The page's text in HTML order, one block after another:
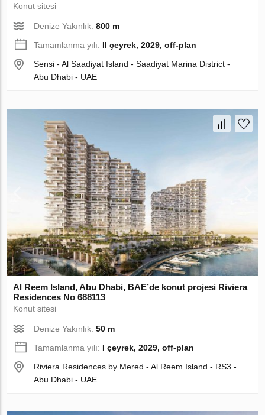
Konut sitesi
Denize Yakınlık:800 m
Tamamlanma yılı: II çeyrek, 2029, off-plan
Sensi - Al Saadiyat Island - Saadiyat Marina District -
Abu Dhabi - UAE
Al Reem Island, Abu Dhabi, BAE’de konut projesi Riviera
Residences No 688113
Konut sitesi
Denize Yakınlık:50 m
Tamamlanma yılı: I çeyrek, 2029, off-plan
Riviera Residences by Mered - Al Reem Island - RS3 -
Abu Dhabi - UAE